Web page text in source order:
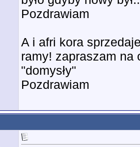
Pozdrawiam
A i afri kora
ramy! zapraszam na
"domysły"
Pozdrawiam